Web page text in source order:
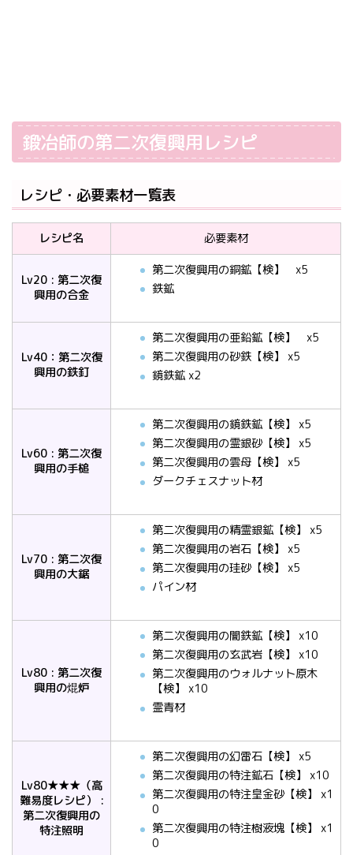
鍛冶師の第二次復興用レシピ
レシピ・必要素材一覧表
レシピ名 必要素材
Lv20 : 第二次復
興用の合金
第二次復興用の銅鉱【検】 x5
鉄鉱
Lv40：第二次復
興用の鉄釘
第二次復興用の亜鉛鉱【検】 x5
第二次復興用の砂鉄【検】 x5
鏡鉄鉱 x2
Lv60 : 第二次復
興用の手槌
第二次復興用の鏡鉄鉱【検】 x5
第二次復興用の霊銀砂【検】 x5
第二次復興用の雲母【検】 x5
ダークチェスナット材
Lv70 : 第二次復
興用の大鋸
第二次復興用の精霊銀鉱【検】 x5
第二次復興用の岩石【検】 x5
第二次復興用の珪砂【検】 x5
パイン材
Lv80 : 第二次復
興用の焜炉
第二次復興用の闇鉄鉱【検】 x10
第二次復興用の玄武岩【検】 x10
第二次復興用のウォルナット原木
【検】 x10
霊青材
Lv80★★★（高
難易度レシピ） :
第二次復興用の
特注照明
第二次復興用の幻雷石【検】 x5
第二次復興用の特注鉱石【検】 x10
第二次復興用の特注皇金砂【検】 x1
0
第二次復興用の特注樹液塊【検】 x1
0